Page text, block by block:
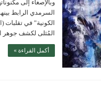
وبالإصغاء إلى
السرمدي الرابط
الكونية” في تقلبات
المُثلى لكشف
أكمل القراءة »